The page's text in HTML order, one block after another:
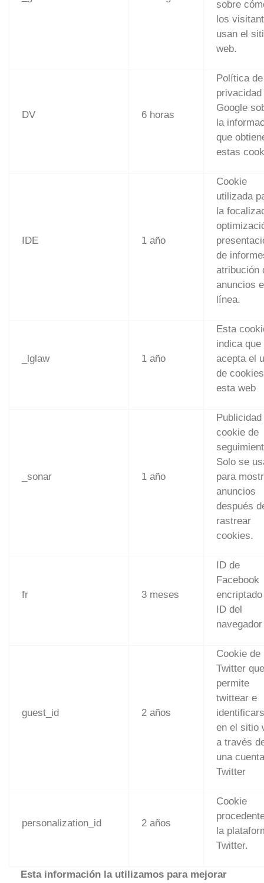
sobre
los
usan el
web.
DV 6 horas
Política de
privacidad
Google
la
que
estas
IDE 1 año
Cookie
utilizada
la
de
atribución
anuncios
línea.
_lglaw 1 año
Esta
indica que
acepta el
de
esta web
_sonar 1 año
cookie de
Solo se
para
anuncios
después
rastrear
cookies.
fr 3 meses
ID de
Facebook
ID del
navegador
guest_id 2 años
Cookie de
Twitter que
permite
twittear e
en el sitio
a través
una
Twitter
personalization_id 2 años
Cookie
la
Twitter.
Esta información la utilizamos para mejorar